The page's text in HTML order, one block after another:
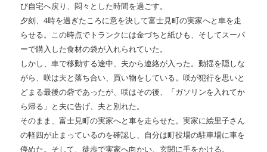
び自宅へ戻り、悶々とした時間を過ごす。
夕刻、4時を過ぎたころに意を決して富士見町の実家へと車を走
らせる。この時点でトランクには金づちと紙ひも、そしてスーパ
ーで購入した食材の袋が入れられていた。
しかし、車で移動する途中、夫から連絡が入った。動揺を隠しな
がら、咲は夫と落ち合い、買い物をしている。咲が犯行を思いと
どまる最後の砦であったが、咲はその後、「ガソリンを入れてか
ら帰る」と夫に告げ、夫と別れた。
そのまま、富士見町の実家へと車を走らせた。実家に絵里子さん
の軽四が止まっているのを確認し、自分は町役場の駐車場に車を
停めた。そして、徒歩で実家へ向かい、玄関に手をかける。